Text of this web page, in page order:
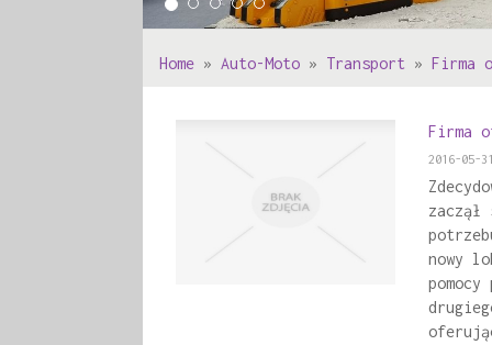
Home » Auto-Moto » Transport » Firma
Firma
2016-05-
nowy